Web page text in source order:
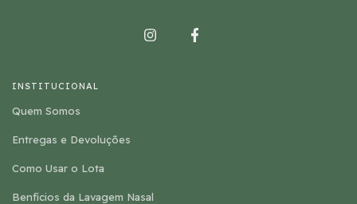
INSTITUCIONAL
Quem Somos
Entregas e Devoluções
Como Usar o Lota
Benfícios da Lavagem Nasal